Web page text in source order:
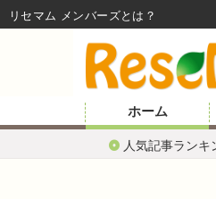
ホーム
人気記事ランキ
リセマム メンバーズ